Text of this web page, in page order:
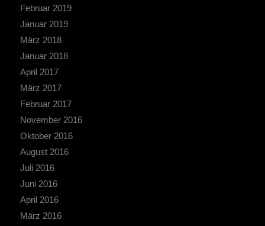
Februar 2019
Januar 2019
März 2018
Januar 2018
April 2017
März 2017
Februar 2017
November 2016
Oktober 2016
August 2016
Juli 2016
Juni 2016
April 2016
März 2016